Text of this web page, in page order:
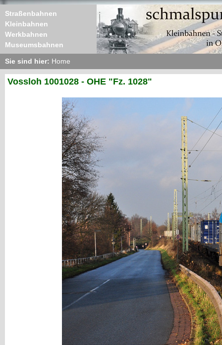
Straßenbahnen
Kleinbahnen
Werkbahnen
Museumsbahnen
Sie sind hier: Home
Vossloh 1001028 - OHE "Fz. 1028"